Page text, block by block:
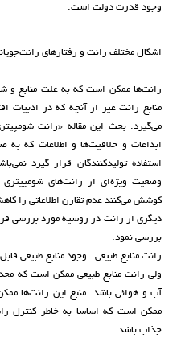
وجود قدرت دولت است.
اشکال مختلف رانت و رفتارهای
رانت‌ها ممکن است که به علت منابع و
منابع رانت غیر از آنچه که در
می‌گیرد. بحث این مقاله «رانت
ابداعات و خلاقیت‌ها و اطلاعات که
استفاده تولیدکنندگان قرار گیرد
وضعیت ویژه‌ای از رانت‌های شومپیتری
کوشش می‌کنند عدم تقارن اطلاعاتی را
دیگری از رانت در روسیه مورد بررسی
بررسی نمود:
رانت منابع طبیعی ـ وجود منابع طبیعی
ولی رانت منابع طبیعی ممکن است که
آب و هوائی باشد. منبع این رانت‌ها
ممکن است که اساسا به خاطر کنترل
جذاب باشد.